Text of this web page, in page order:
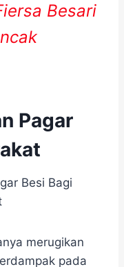
Besari
Pagar
merugikan
pada